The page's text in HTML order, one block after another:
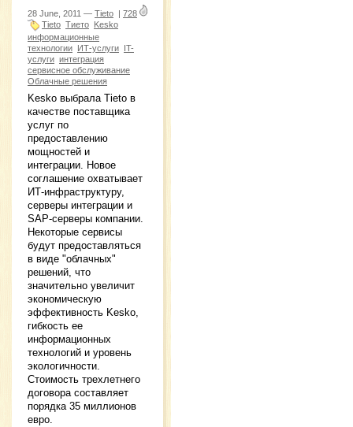
28 June, 2011 — Tieto | 728
Tieto Тието Kesko
информационные
технологии ИТ-услуги IT-
услуги интеграция
сервисное обслуживание
Облачные решения
Kesko выбрала Tieto в
качестве поставщика
услуг по
предоставлению
мощностей и
интеграции. Новое
соглашение охватывает
ИТ-инфраструктуру,
серверы интеграции и
SAP-серверы компании.
Некоторые сервисы
будут предоставляться
в виде "облачных"
решений, что
значительно увеличит
экономическую
эффективность Kesko,
гибкость ее
информационных
технологий и уровень
экологичности.
Стоимость трехлетнего
договора составляет
порядка 35 миллионов
евро.